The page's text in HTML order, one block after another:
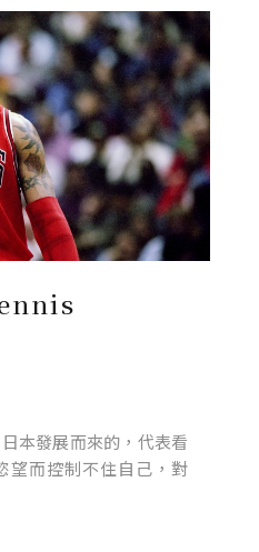
本發展而來的，代表看
望而控制不住自己，對